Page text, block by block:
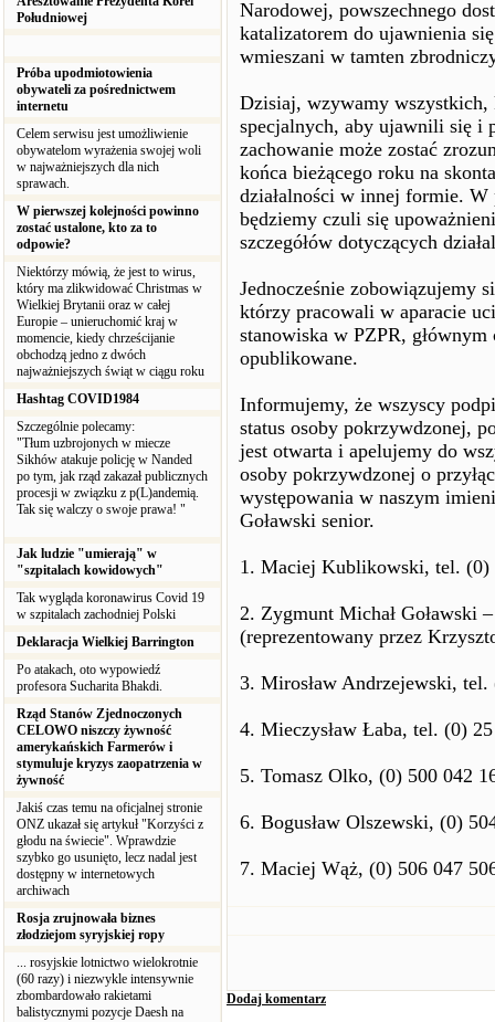
Południowej
Próba upodmiotowienia
obywateli za pośrednictwem
internetu
Celem serwisu jest umożliwienie
obywatelom wyrażenia swojej woli
w najważniejszych dla nich
sprawach.
W pierwszej kolejności powinno
zostać ustalone, kto za to
odpowie?
Niektórzy mówią, że jest to wirus,
który ma zlikwidować Christmas w
Wielkiej Brytanii oraz w całej
Europie – unieruchomić kraj w
momencie, kiedy chrześcijanie
obchodzą jedno z dwóch
najważniejszych świąt w ciągu roku
Hashtag COVID1984
Szczególnie polecamy:
"Tłum uzbrojonych w miecze
Sikhów atakuje policję w Nanded
po tym, jak rząd zakazał publicznych
procesji w związku z p(L)andemią.
Tak się walczy o swoje prawa! "
Jak ludzie "umierają" w
"szpitalach kowidowych"
Tak wygląda koronawirus Covid 19
w szpitalach zachodniej Polski
Deklaracja Wielkiej Barrington
Po atakach, oto wypowiedź
profesora Sucharita Bhakdi.
Rząd Stanów Zjednoczonych
CELOWO niszczy żywność
amerykańskich Farmerów i
stymuluje kryzys zaopatrzenia w
żywność
Jakiś czas temu na oficjalnej stronie
ONZ ukazał się artykuł "Korzyści z
głodu na świecie". Wprawdzie
szybko go usunięto, lecz nadal jest
dostępny w internetowych
archiwach
Rosja zrujnowała biznes
złodziejom syryjskiej ropy
... rosyjskie lotnictwo wielokrotnie
(60 razy) i niezwykle intensywnie
zbombardowało rakietami
balistycznymi pozycje Daesh na
Narodowej, powszechnego
katalizatorem do ujawnienia
wmieszani w tamten
Dzisiaj, wzywamy wszystkich,
specjalnych, aby ujawnili się i
zachowanie może zostać
końca bieżącego roku na
działalności w innej formie.
będziemy czuli się
szczegółów dotyczących
Jednocześnie zobowiązujemy
którzy pracowali w aparacie
stanowiska w PZPR,
opublikowane.
Informujemy, że wszyscy
status osoby pokrzywdzonej,
jest otwarta i apelujemy do
osoby pokrzywdzonej o
występowania w naszym
Goławski senior.
1. Maciej Kublikowski, tel.
2. Zygmunt Michał Goławski
(reprezentowany przez
3. Mirosław Andrzejewski,
4. Mieczysław Łaba, tel. (0)
5. Tomasz Olko, (0) 500 042
6. Bogusław Olszewski, (0)
7. Maciej Wąż, (0) 506 047
Dodaj komentarz